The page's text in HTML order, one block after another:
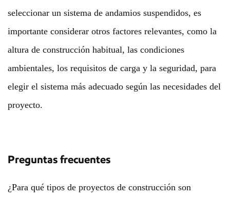
seleccionar un sistema de andamios suspendidos, es
importante considerar otros factores relevantes, como la
altura de construcción habitual, las condiciones
ambientales, los requisitos de carga y la seguridad, para
elegir el sistema más adecuado según las necesidades del
proyecto.
Preguntas frecuentes
¿Para qué tipos de proyectos de construcción son